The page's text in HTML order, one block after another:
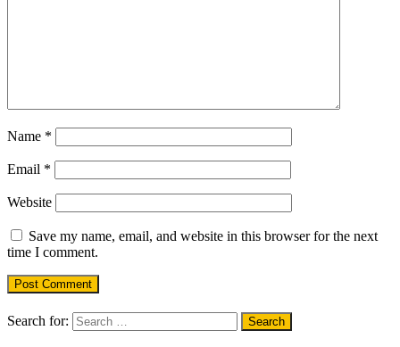
Name *
Email *
Website
Save my name, email, and website in this browser for the next
time I comment.
Search for: